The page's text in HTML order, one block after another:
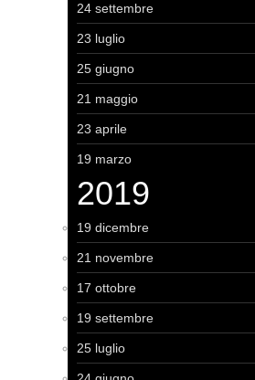
24 settembre
23 luglio
25 giugno
21 maggio
23 aprile
19 marzo
2019
19 dicembre
21 novembre
17 ottobre
19 settembre
25 luglio